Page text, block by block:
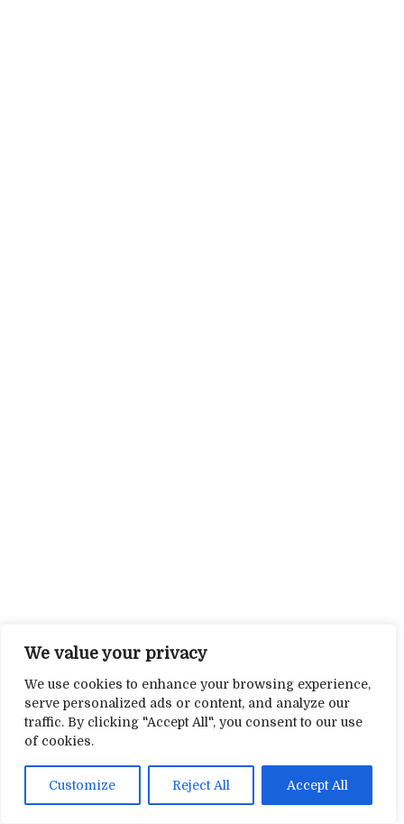
We value your privacy
We use cookies to enhance your browsing experience,
serve personalized ads or content, and analyze our
traffic. By clicking "Accept All", you consent to our use
of cookies.
Customize Reject All Accept All